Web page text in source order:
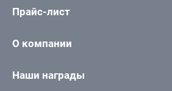
Прайс-лист
О компании
Наши награды